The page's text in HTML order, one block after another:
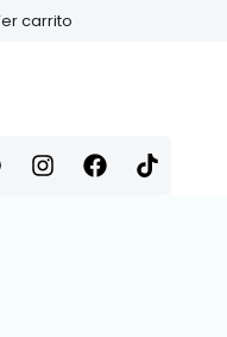
MEDIOS DE PAGO
carrito